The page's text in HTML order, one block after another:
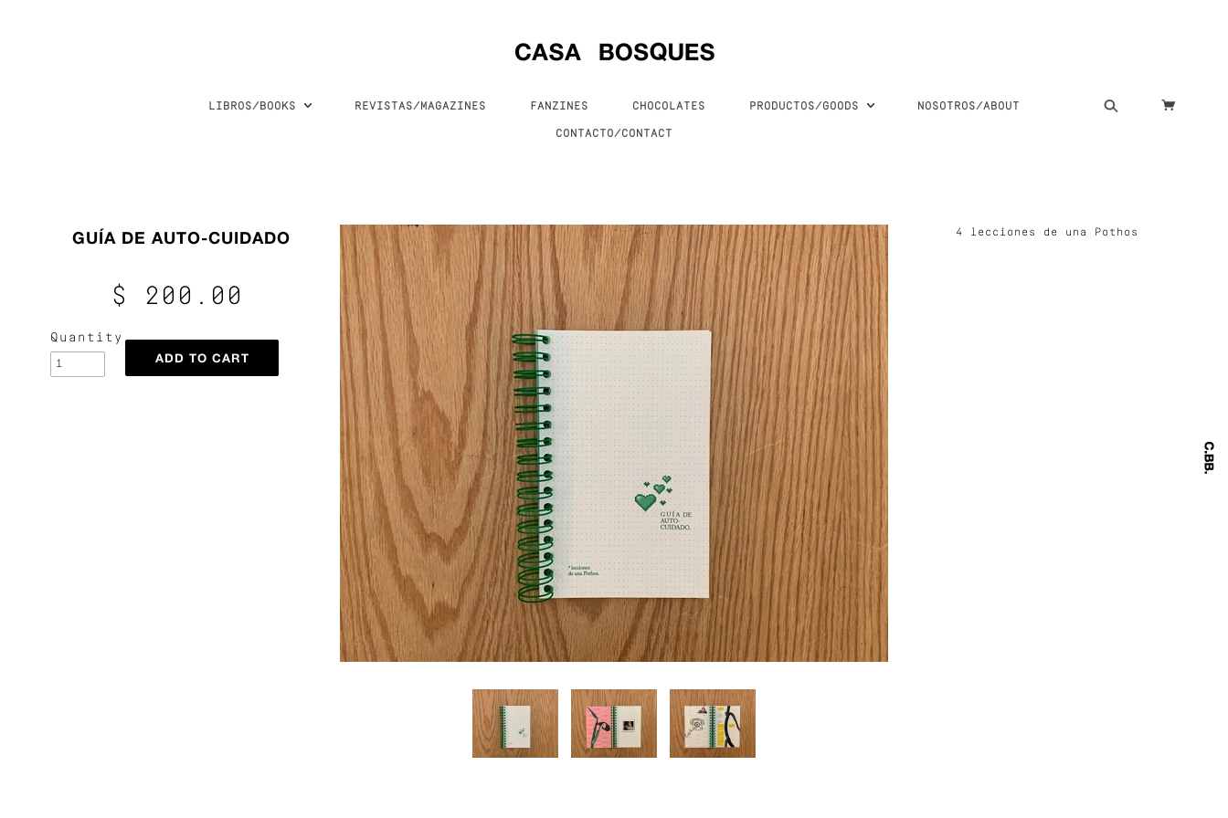
LIBROS/BOOKS REVISTAS/MAGAZINES FANZINES CHOCOLATES PRODUCTOS/GOODS NOSOTROS/ABOUT
CONTACTO/CONTACT
GUÍA DE AUTO-CUIDADO
$ 200.00
Quantity
4 lecciones de una Pothos